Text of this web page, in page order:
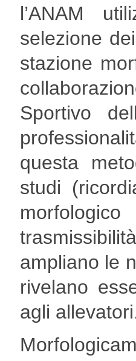
l’ANAM
selezione
stazione
Sportivo
questa
studi
ampliano le
rivelano
agli